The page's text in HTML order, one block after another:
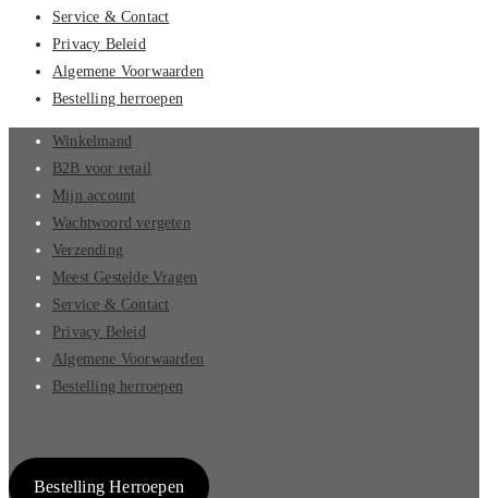
Service & Contact
Privacy Beleid
Algemene Voorwaarden
Bestelling herroepen
Winkelmand
B2B voor retail
Mijn account
Wachtwoord vergeten
Verzending
Meest Gestelde Vragen
Service & Contact
Privacy Beleid
Algemene Voorwaarden
Bestelling herroepen
Bestelling Herroepen